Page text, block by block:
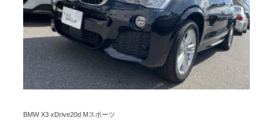
BMW X3 xDrive20d Mスポーツ